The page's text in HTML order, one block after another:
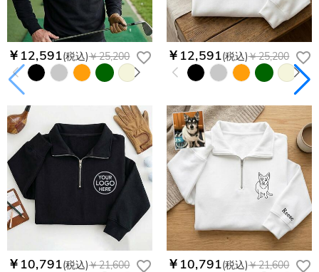
￥12,591(税込)￥25,200 ￥12,591(税込)￥25,200
￥10,791(税込)￥21,600 ￥10,791(税込)￥21,600